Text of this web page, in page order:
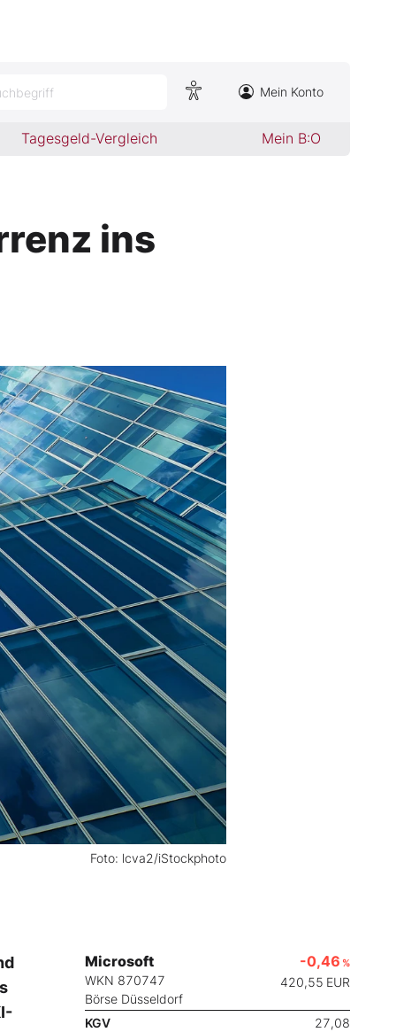
Mein Konto
Tagesgeld-Vergleich Mein B:O
ins
Foto: lcva2/iStockphoto
Microsoft
WKN 870747
Börse Düsseldorf
-0,46 %
420,55 EUR
KGV
27,08